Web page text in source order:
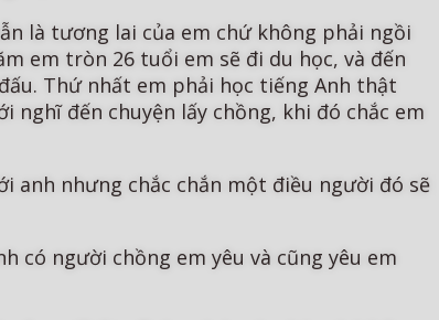
là tương lai của em chứ không phải ngồi
em tròn 26 tuổi em sẽ đi du học, và đến
Thứ nhất em phải học tiếng Anh thật
đến chuyện lấy chồng, khi đó chắc em
anh nhưng chắc chắn một điều người đó sẽ
có người chồng em yêu và cũng yêu em